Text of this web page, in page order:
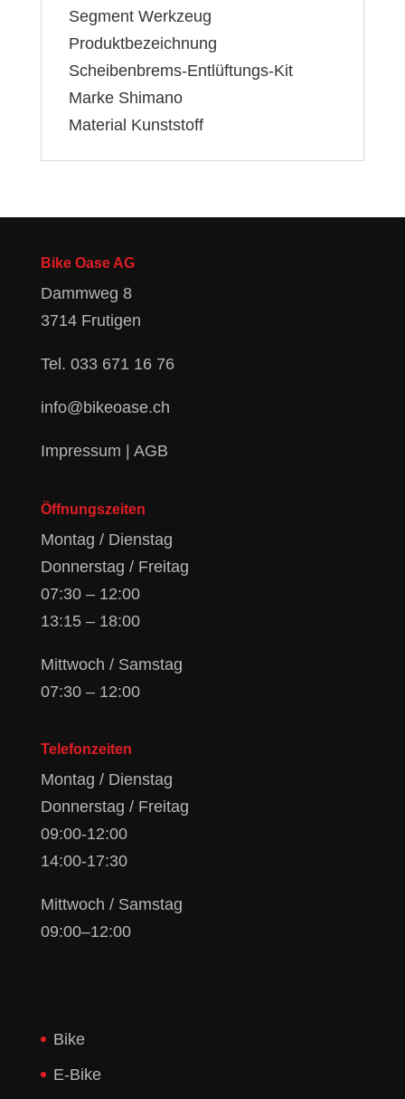
Segment Werkzeug
Produktbezeichnung
Scheibenbrems-Entlüftungs-Kit
Marke Shimano
Material Kunststoff
Bike Oase AG
Dammweg 8
3714 Frutigen
Tel. 033 671 16 76
info@bikeoase.ch
Impressum AGB
Öffnungszeiten
Montag / Dienstag
Donnerstag / Freitag
07:30 – 12:00
13:15 – 18:00
Mittwoch / Samstag
07:30 – 12:00
Telefonzeiten
Montag / Dienstag
Donnerstag / Freitag
09:00-12:00
14:00-17:30
Mittwoch / Samstag
09:00–12:00
Bike
E-Bike